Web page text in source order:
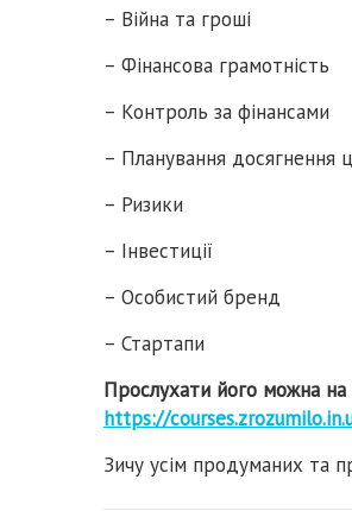
– Війна та гроші
– Фінансова грамотність
– Контроль за фінансами
– Планування досягнення
– Ризики
– Інвестиції
– Особистий бренд
– Стартапи
Прослухати його можна на
https://
Зичу усім продуманих та